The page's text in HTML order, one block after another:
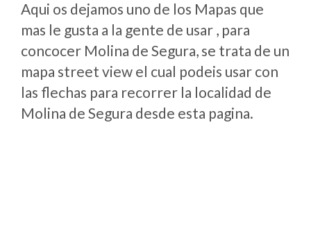
Aqui os dejamos uno de los Mapas que
mas le gusta a la gente de usar , para
concocer Molina de Segura, se trata de un
mapa street view el cual podeis usar con
las flechas para recorrer la localidad de
Molina de Segura desde esta pagina.